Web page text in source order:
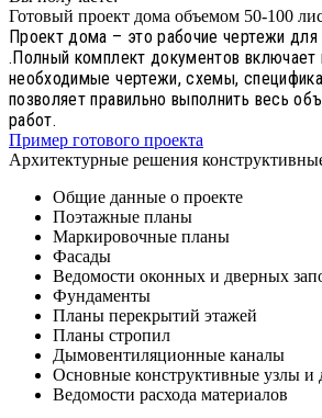
Готовый проект дома объемом 50-100
Проект дома – это рабочие чертежи
.Полный комплект документов включает
необходимые чертежи, схемы,
позволяет правильно выполнить весь
работ.
Пример готового проекта
Архитектурные решения
Общие данные о проекте
Поэтажные планы
Маркировочные планы
Фасады
Ведомости оконных и дверных
Фундаменты
Планы перекрытий этажей
Планы стропил
Дымовентиляционные каналы
Основные конструктивные узлы и
Ведомости расхода материалов